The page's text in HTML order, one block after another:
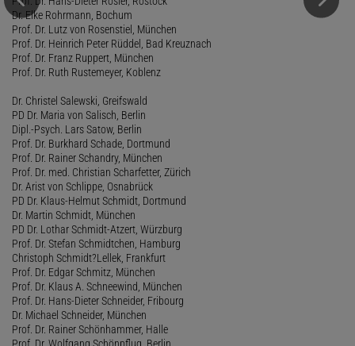
Dr. Elke Rohrmann, Bochum
Prof. Dr. Lutz von Rosenstiel, München
Prof. Dr. Heinrich Peter Rüddel, Bad Kreuznach
Prof. Dr. Franz Ruppert, München
Prof. Dr. Ruth Rustemeyer, Koblenz
Dr. Christel Salewski, Greifswald
PD Dr. Maria von Salisch, Berlin
Dipl.-Psych. Lars Satow, Berlin
Prof. Dr. Burkhard Schade, Dortmund
Prof. Dr. Rainer Schandry, München
Prof. Dr. med. Christian Scharfetter, Zürich
Dr. Arist von Schlippe, Osnabrück
PD Dr. Klaus-Helmut Schmidt, Dortmund
Dr. Martin Schmidt, München
PD Dr. Lothar Schmidt-Atzert, Würzburg
Prof. Dr. Stefan Schmidtchen, Hamburg
Christoph Schmidt?Lellek, Frankfurt
Prof. Dr. Edgar Schmitz, München
Prof. Dr. Klaus A. Schneewind, München
Prof. Dr. Hans-Dieter Schneider, Fribourg
Dr. Michael Schneider, München
Prof. Dr. Rainer Schönhammer, Halle
Prof. Dr. Wolfgang Schönpflug, Berlin